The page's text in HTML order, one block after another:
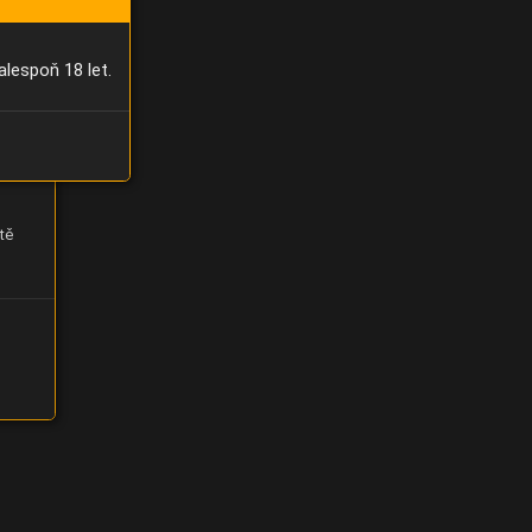
18 let.